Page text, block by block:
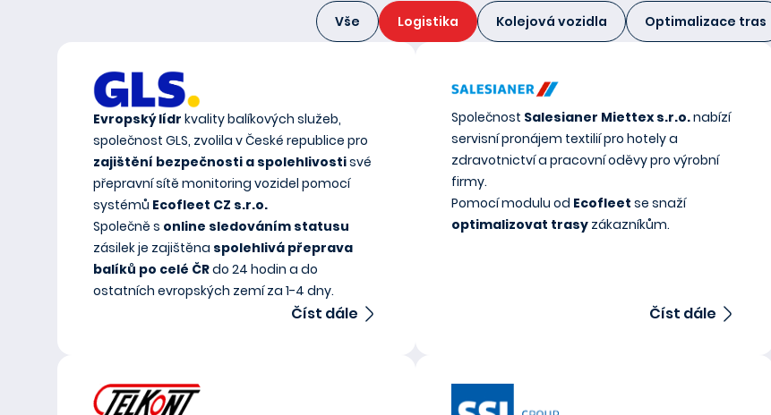
Vše Logistika Kolejová vozidla Optimalizace tras
Evropský lídr kvality balíkových služeb,
společnost GLS, zvolila v České republice pro
zajištění bezpečnosti a spolehlivostisvé
přepravní sítě monitoring vozidel pomocí
systémů Ecofleet CZ s.r.o.
Společně s online sledováním statusu
zásilek je zajištěna spolehlivá přeprava
balíků po celé ČRdo 24 hodin a do
ostatních evropských zemí za 1-4 dny.
Číst dále
Společnost Salesianer Miettex s.r.o.nabízí
servisní pronájem textilií pro hotely a
zdravotnictví a pracovní oděvy pro výrobní
firmy.
Pomocí modulu od Ecofleet se snaží
optimalizovat trasy zákazníkům.
Číst dále